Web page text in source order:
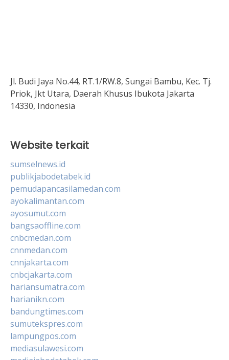
Jl. Budi Jaya No.44, RT.1/RW.8, Sungai Bambu, Kec. Tj.
Priok, Jkt Utara, Daerah Khusus Ibukota Jakarta
14330, Indonesia
Website terkait
sumselnews.id
publikjabodetabek.id
pemudapancasilamedan.com
ayokalimantan.com
ayosumut.com
bangsaoffline.com
cnbcmedan.com
cnnmedan.com
cnnjakarta.com
cnbcjakarta.com
hariansumatra.com
harianikn.com
bandungtimes.com
sumutekspres.com
lampungpos.com
mediasulawesi.com